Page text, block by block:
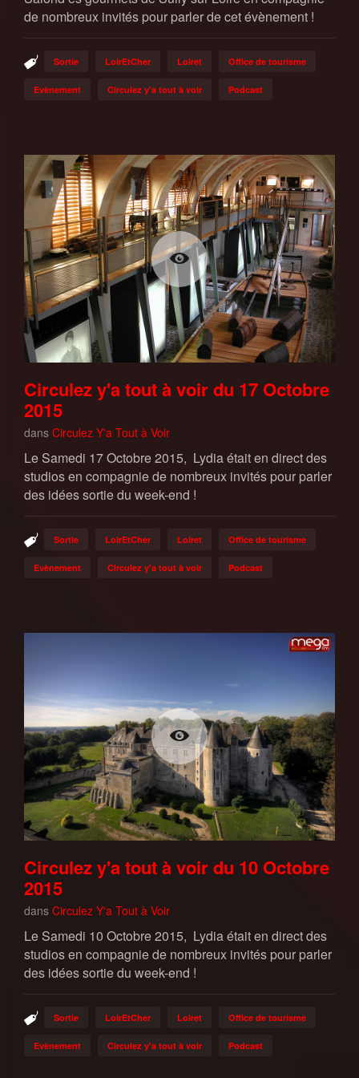
de nombreux invités pour parler de cet évènement !
Sortie LoirEtCher Loiret Office de tourisme
Evènement Circulez y'a tout à voir Podcast
Circulez y'a tout à voir du 17 Octobre
2015
dans Circulez Y'a Tout à Voir
Le Samedi 17 Octobre 2015, Lydia était en direct des
studios en compagnie de nombreux invités pour parler
des idées sortie du week-end !
Sortie LoirEtCher Loiret Office de tourisme
Evènement Circulez y'a tout à voir Podcast
Circulez y'a tout à voir du 10 Octobre
2015
dans Circulez Y'a Tout à Voir
Le Samedi 10 Octobre 2015, Lydia était en direct des
studios en compagnie de nombreux invités pour parler
des idées sortie du week-end !
Sortie LoirEtCher Loiret Office de tourisme
Evènement Circulez y'a tout à voir Podcast